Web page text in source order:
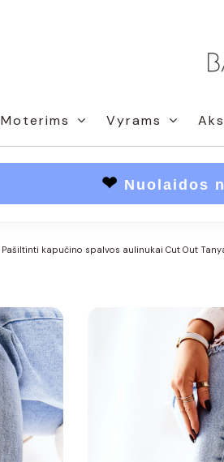
Moterims Vyrams
❤ Nuolaidos
Pašiltinti kapučino spalvos aulinukai Cut Out